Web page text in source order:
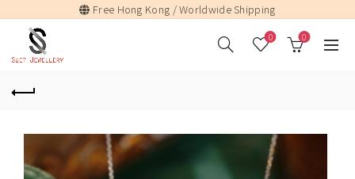
Free Hong Kong / Worldwide Shipping
0 0